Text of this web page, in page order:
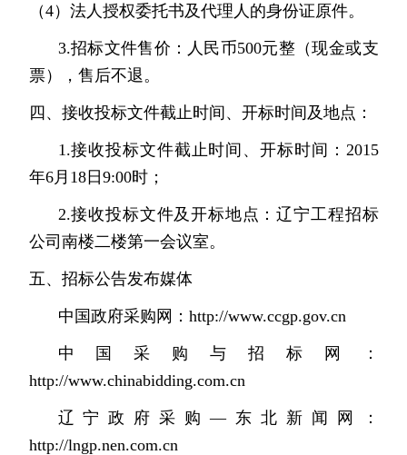
（4）法人授权委托书及代理人的身份证原件。
3.招标文件售价：人民币500元整（现金或支
票），售后不退。
四、接收投标文件截止时间、开标时间及地点：
1.接收投标文件截止时间、开标时间：2015
年6月18日9:00时；
2.接收投标文件及开标地点：辽宁工程招标
公司南楼二楼第一会议室。
五、招标公告发布媒体
中国政府采购网：http://www.ccgp.gov.cn
中国采购与招标网：
http://www.chinabidding.com.cn
辽宁政府采购—东北新闻网：
http://lngp.nen.com.cn